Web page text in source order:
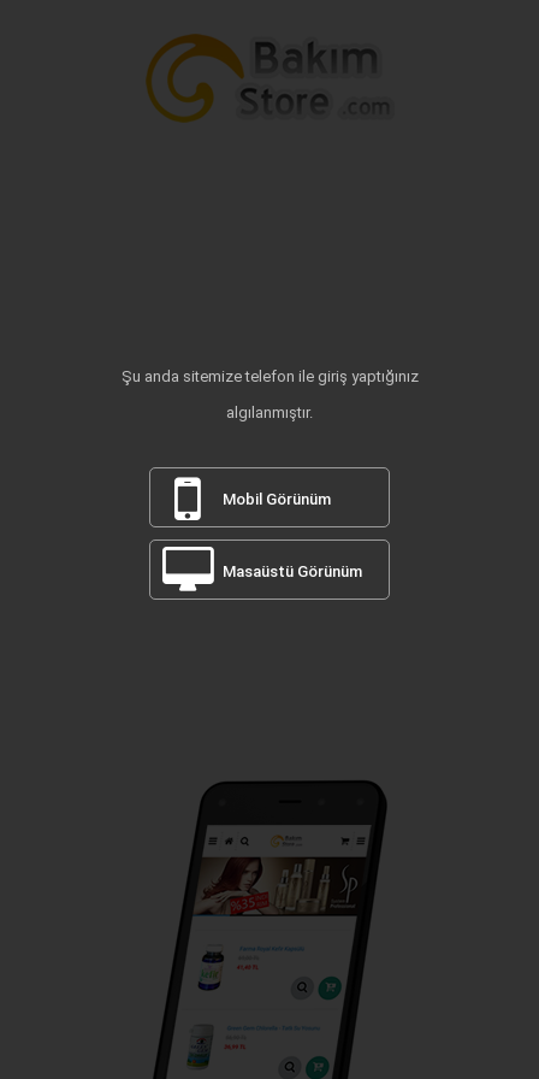
Şu anda sitemize telefon ile giriş yaptığınız
algılanmıştır.
Mobil Görünüm
Masaüstü Görünüm